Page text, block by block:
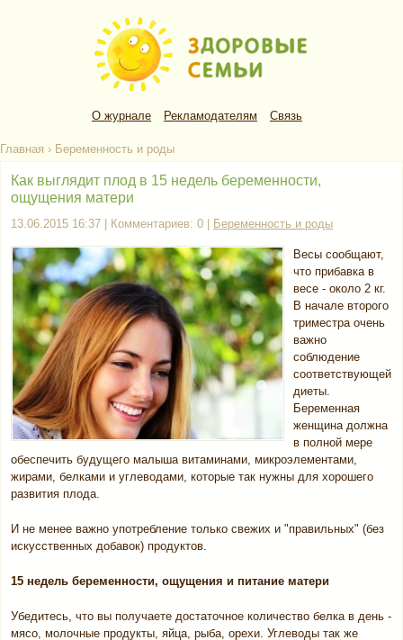
О журнале Рекламодателям Связь
Главная › Беременность и роды
Как выглядит плод в 15 недель беременности,
ощущения матери
13.06.2015 16:37 | Комментариев: 0 | Беременность и роды
Весы сообщают,
что прибавка в
весе - около 2 кг.
В начале второго
триместра очень
важно
соблюдение
соответствующей
диеты.
Беременная
женщина должна
в полной мере
обеспечить будущего малыша витаминами, микроэлементами,
жирами, белками и углеводами, которые так нужны для хорошего
развития плода.
И не менее важно употребление только свежих и "правильных" (без
искусственных добавок) продуктов.
15 недель беременности, ощущения и питание матери
Убедитесь, что вы получаете достаточное количество белка в день -
мясо, молочные продукты, яйца, рыба, орехи. Углеводы так же